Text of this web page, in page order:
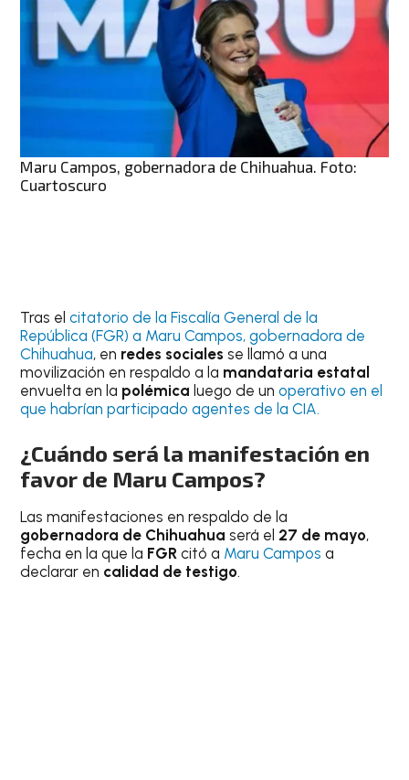
Maru Campos, gobernadora de Chihuahua. Foto:
Cuartoscuro
Tras elcitatorio de la Fiscalía General de la
República (FGR) a Maru Campos, gobernadora de
Chihuahua, en redes socialesse llamó a una
movilización en respaldo a la mandataria estatal
envuelta en la polémicaluego de unoperativo en el
que habrían participado agentes de la CIA.
¿Cuándo será la manifestación en
favor de Maru Campos?
Las manifestaciones en respaldo de la
gobernadora de Chihuahua será el 27 de mayo,
fecha en la que la FGRcitó a Maru Camposa
declarar en calidad de testigo.